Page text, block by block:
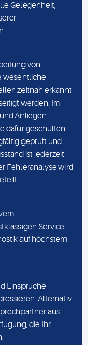
Gelegenheit,
von
wesentliche
zeitnah erkannt
werden. Im
Anliegen
dafür geschulten
geprüft und
ist jederzeit
Fehleranalyse wird
Service
auf höchstem
Einsprüche
Alternativ
aus
die Ihr